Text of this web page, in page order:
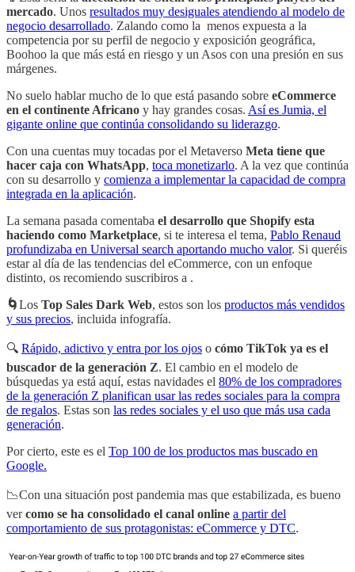
mercado. Unos resultados muy desiguales atendiendo al modelo de
negocio desarrollado. Zalando como la menos expuesta a la
competencia por su perfil de negocio y exposición geográfica,
Boohoo la que más está en riesgo y un Asos con una presión en sus
márgenes.
No suelo hablar mucho de lo que está pasando sobre eCommerce
en el continente Africano y hay grandes cosas. Así es Jumia, el
gigante online que continúa consolidando su liderazgo.
Con una cuentas muy tocadas por el Metaverso Meta tiene que
hacer caja con WhatsApp, toca monetizarlo. A la vez que continúa
con su desarrollo y comienza a implementar la capacidad de compra
integrada en la aplicación.
La semana pasada comentaba el desarrollo que Shopify esta
haciendo como Marketplace, si te interesa el tema, Pablo Renaud
profundizaba en Universal search aportando mucho valor. Si queréis
estar al día de las tendencias del eCommerce, con un enfoque
distinto, os recomiendo suscribiros a .
🌀Los Top Sales Dark Web, estos son los productos más vendidos
y sus precios, incluida infografía.
🔍 Rápido, adictivo y entra por los ojos o cómo TikTok ya es el
buscador de la generación Z. El cambio en el modelo de
búsquedas ya está aquí, estas navidades el 80% de los compradores
de la generación Z planifican usar las redes sociales para la compra
de regalos. Estas son las redes sociales y el uso que más usa cada
generación.
Por cierto, este es el Top 100 de los productos mas buscado en
Google.
📉Con una situación post pandemia mas que estabilizada, es bueno
vercomo se ha consolidado el canal online a partir del
comportamiento de sus protagonistas: eCommerce y DTC.